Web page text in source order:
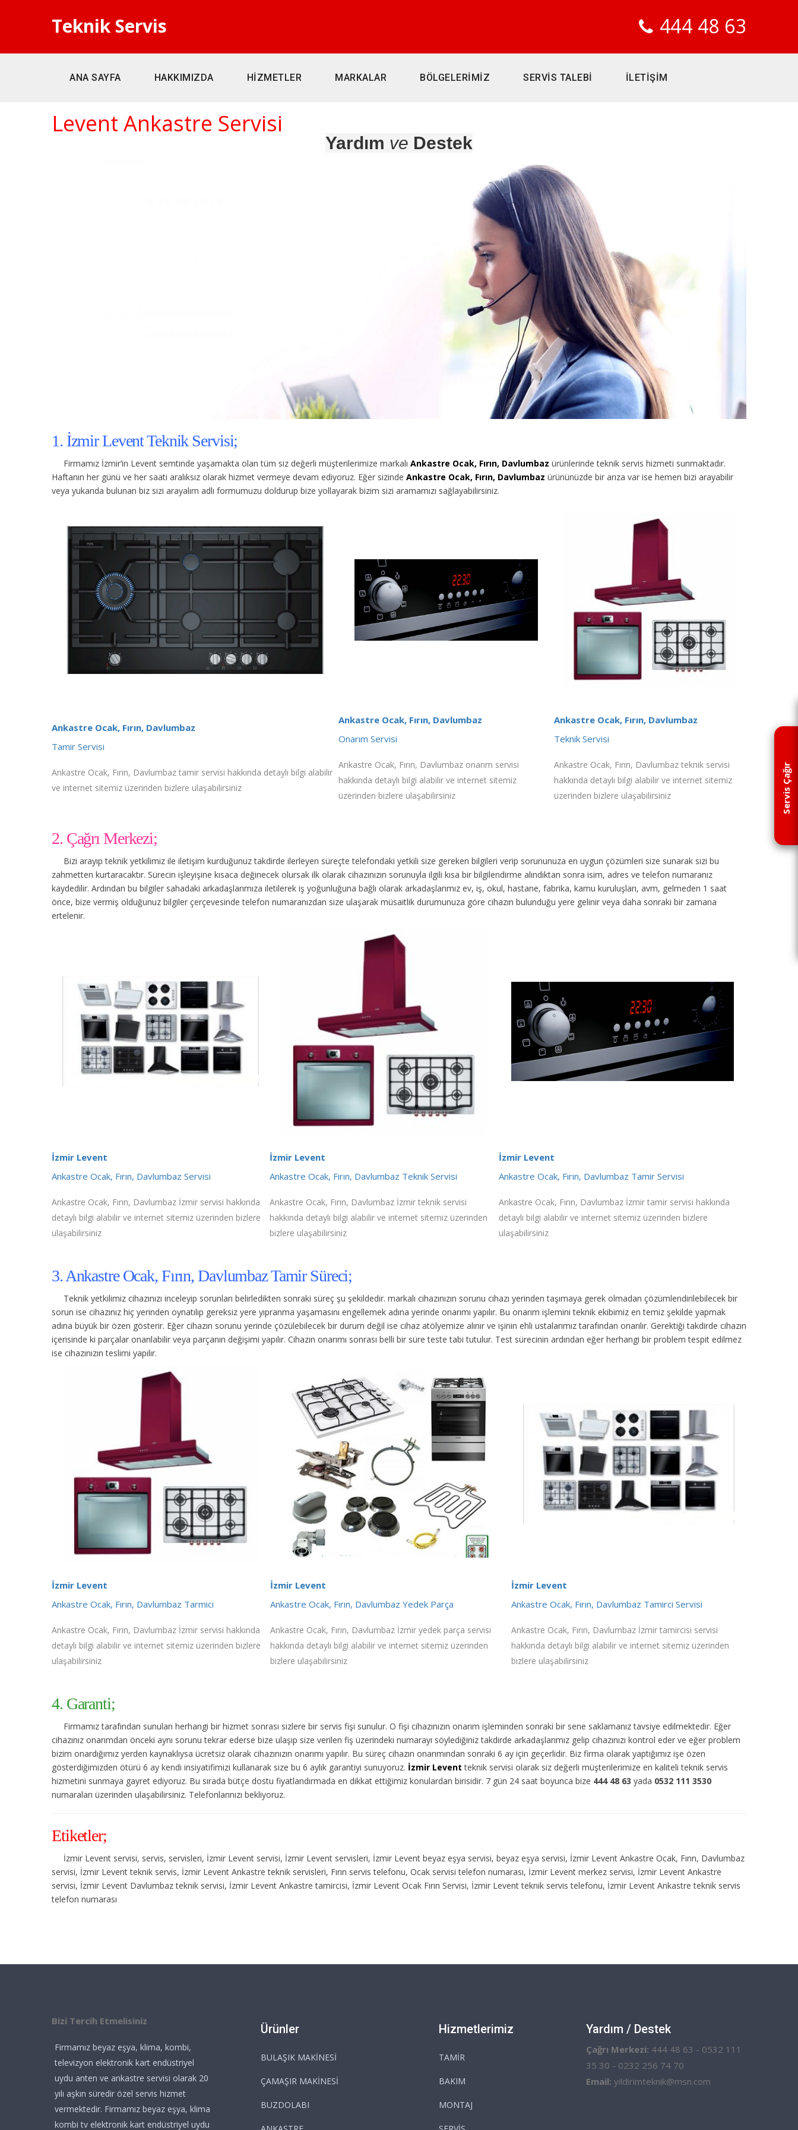
Servis Çağır
Teknik Servis 444 48 63
ANA SAYFA HAKKIMIZDA HİZMETLER MARKALAR BÖLGELERİMİZ SERVİS TALEBİ İLETİŞİM
Levent Ankastre Servisi
Yardım ve Destek
1. İzmir Levent Teknik Servisi;
Firmamız İzmir’in Levent semtinde yaşamakta olan tüm siz değerli müşterilerimize markalı Ankastre Ocak, Fırın, Davlumbaz ürünlerinde teknik servis hizmeti sunmaktadır.
Haftanın her günü ve her saati aralıksız olarak hizmet vermeye devam ediyoruz. Eğer sizinde Ankastre Ocak, Fırın, Davlumbaz ürününüzde bir arıza var ise hemen bizi arayabilir
veya yukarıda bulunan biz sizi arayalım adlı formumuzu doldurup bize yollayarak bizim sizi aramamızı sağlayabilirsiniz.
Ankastre Ocak, Fırın, Davlumbaz
Tamir Servisi
Ankastre Ocak, Fırın, Davlumbaz tamir servisi hakkında detaylı bilgi alabilir
ve internet sitemiz üzerinden bizlere ulaşabilirsiniz
Ankastre Ocak, Fırın, Davlumbaz
Onarım Servisi
Ankastre Ocak, Fırın, Davlumbaz onarım servisi
hakkında detaylı bilgi alabilir ve internet sitemiz
üzerinden bizlere ulaşabilirsiniz
Ankastre Ocak, Fırın, Davlumbaz
Teknik Servisi
Ankastre Ocak, Fırın, Davlumbaz teknik servisi
hakkında detaylı bilgi alabilir ve internet sitemiz
üzerinden bizlere ulaşabilirsiniz
2. Çağrı Merkezi;
Bizi arayıp teknik yetkilimiz ile iletişim kurduğunuz takdirde ilerleyen süreçte telefondaki yetkili size gereken bilgileri verip sorununuza en uygun çözümleri size sunarak sizi bu
zahmetten kurtaracaktır. Sürecin işleyişine kısaca değinecek olursak ilk olarak cihazınızın sorunuyla ilgili kısa bir bilgilendirme alındıktan sonra isim, adres ve telefon numaranız
kaydedilir. Ardından bu bilgiler sahadaki arkadaşlarımıza iletilerek iş yoğunluğuna bağlı olarak arkadaşlarımız ev, iş, okul, hastane, fabrika, kamu kuruluşları, avm, gelmeden 1 saat
önce, bize vermiş olduğunuz bilgiler çerçevesinde telefon numaranızdan size ulaşarak müsaitlik durumunuza göre cihazın bulunduğu yere gelinir veya daha sonraki bir zamana
ertelenir.
İzmir Levent
Ankastre Ocak, Fırın, Davlumbaz Servisi
Ankastre Ocak, Fırın, Davlumbaz İzmir servisi hakkında
detaylı bilgi alabilir ve internet sitemiz üzerinden bizlere
ulaşabilirsiniz
İzmir Levent
Ankastre Ocak, Fırın, Davlumbaz Teknik Servisi
Ankastre Ocak, Fırın, Davlumbaz İzmir teknik servisi
hakkında detaylı bilgi alabilir ve internet sitemiz üzerinden
bizlere ulaşabilirsiniz
İzmir Levent
Ankastre Ocak, Fırın, Davlumbaz Tamir Servisi
Ankastre Ocak, Fırın, Davlumbaz İzmir tamir servisi hakkında
detaylı bilgi alabilir ve internet sitemiz üzerinden bizlere
ulaşabilirsiniz
3. Ankastre Ocak, Fırın, Davlumbaz Tamir Süreci;
Teknik yetkilimiz cihazınızı inceleyip sorunları belirledikten sonraki süreç şu şekildedir. markalı cihazınızın sorunu cihazı yerinden taşımaya gerek olmadan çözümlendirilebilecek bir
sorun ise cihazınız hiç yerinden oynatılıp gereksiz yere yıpranma yaşamasını engellemek adına yerinde onarımı yapılır. Bu onarım işlemini teknik ekibimiz en temiz şekilde yapmak
adına büyük bir özen gösterir. Eğer cihazın sorunu yerinde çözülebilecek bir durum değil ise cihaz atölyemize alınır ve işinin ehli ustalarımız tarafından onarılır. Gerektiği takdirde cihazın
içerisinde ki parçalar onarılabilir veya parçanın değişimi yapılır. Cihazın onarımı sonrası belli bir süre teste tabi tutulur. Test sürecinin ardından eğer herhangi bir problem tespit edilmez
ise cihazınızın teslimi yapılır.
İzmir Levent
Ankastre Ocak, Fırın, Davlumbaz Tarmici
Ankastre Ocak, Fırın, Davlumbaz İzmir servisi hakkında
detaylı bilgi alabilir ve internet sitemiz üzerinden bizlere
ulaşabilirsiniz
İzmir Levent
Ankastre Ocak, Fırın, Davlumbaz Yedek Parça
Ankastre Ocak, Fırın, Davlumbaz İzmir yedek parça servisi
hakkında detaylı bilgi alabilir ve internet sitemiz üzerinden
bizlere ulaşabilirsiniz
İzmir Levent
Ankastre Ocak, Fırın, Davlumbaz Tamirci Servisi
Ankastre Ocak, Fırın, Davlumbaz İzmir tamircisi servisi
hakkında detaylı bilgi alabilir ve internet sitemiz üzerinden
bizlere ulaşabilirsiniz
4. Garanti;
Firmamız tarafından sunulan herhangi bir hizmet sonrası sizlere bir servis fişi sunulur. O fişi cihazınızın onarım işleminden sonraki bir sene saklamanız tavsiye edilmektedir. Eğer
cihazınız onarımdan önceki aynı sorunu tekrar ederse bize ulaşıp size verilen fiş üzerindeki numarayı söylediğiniz takdirde arkadaşlarımız gelip cihazınızı kontrol eder ve eğer problem
bizim onardığımız yerden kaynaklıysa ücretsiz olarak cihazınızın onarımı yapılır. Bu süreç cihazın onarımından sonraki 6 ay için geçerlidir. Biz firma olarak yaptığımız işe özen
gösterdiğimizden ötürü 6 ay kendi insiyatifimizi kullanarak size bu 6 aylık garantiyi sunuyoruz. İzmir Levent teknik servisi olarak siz değerli müşterilerimize en kaliteli teknik servis
hizmetini sunmaya gayret ediyoruz. Bu sırada bütçe dostu fiyatlandırmada en dikkat ettiğimiz konulardan birisidir. 7 gün 24 saat boyunca bize 444 48 63 yada 0532 111 3530
numaraları üzerinden ulaşabilirsiniz. Telefonlarınızı bekliyoruz.
Etiketler;
İzmir Levent servisi, servis, servisleri, İzmir Levent servisi, İzmir Levent servisleri, İzmir Levent beyaz eşya servisi, beyaz eşya servisi, İzmir Levent Ankastre Ocak, Fırın, Davlumbaz
servisi, İzmir Levent teknik servis, İzmir Levent Ankastre teknik servisleri, Fırın servis telefonu, Ocak servisi telefon numarası, İzmir Levent merkez servisi, İzmir Levent Ankastre
servisi, İzmir Levent Davlumbaz teknik servisi, İzmir Levent Ankastre tamircisi, İzmir Levent Ocak Fırın Servisi, İzmir Levent teknik servis telefonu, İzmir Levent Ankastre teknik servis
telefon numarası
Bizi Tercih Etmelisiniz
Firmamız beyaz eşya, klima, kombi,
televizyon elektronik kart endüstriyel
uydu anten ve ankastre servisi olarak 20
yılı aşkın süredir özel servis hizmet
vermektedir. Firmamız beyaz eşya, klima
kombi tv elektronik kart endüstriyel uydu
Ürünler
BULAŞIK MAKİNESİ
ÇAMAŞIR MAKİNESİ
BUZDOLABI
Hizmetlerimiz
TAMİR
BAKIM
MONTAJ
Yardım / Destek
Çağrı Merkezi: 444 48 63 - 0532 111
35 30 - 0232 256 74 70
Email: yildirimteknik@msn.com